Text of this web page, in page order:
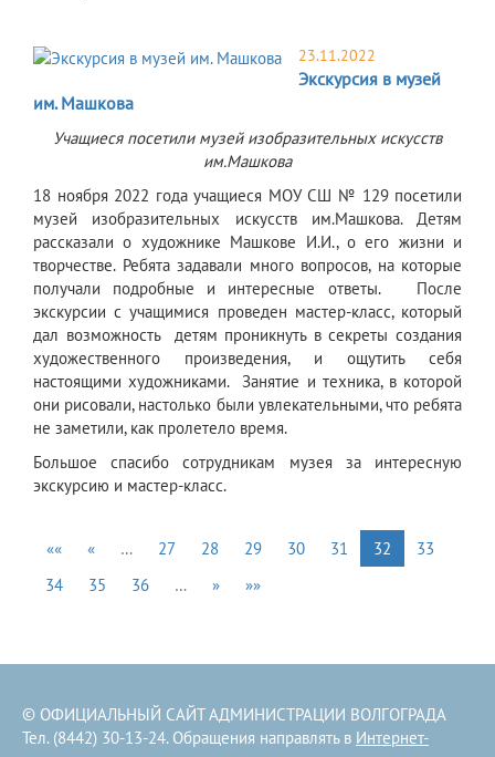
23.11.2022
Экскурсия в музей
им. Машкова
Учащиеся посетили музей изобразительных искусств
им.Машкова
18 ноября 2022 года учащиеся МОУ СШ № 129 посетили
музей изобразительных искусств им.Машкова. Детям
рассказали о художнике Машкове И.И., о его жизни и
творчестве. Ребята задавали много вопросов, на которые
получали подробные и интересные ответы. После
экскурсии с учащимися проведен мастер-класс, который
дал возможность детям проникнуть в секреты создания
художественного произведения, и ощутить себя
настоящими художниками. Занятие и техника, в которой
они рисовали, настолько были увлекательными, что ребята
не заметили, как пролетело время.
Большое спасибо сотрудникам музея за интересную
экскурсию и мастер-класс.
«« « … 27 28 29 30 31 32
33
34
35 36 … » »»
© ОФИЦИАЛЬНЫЙ САЙТ АДМИНИСТРАЦИИ ВОЛГОГРАДА
Тел. (8442) 30-13-24. Обращения направлять в Интернет-